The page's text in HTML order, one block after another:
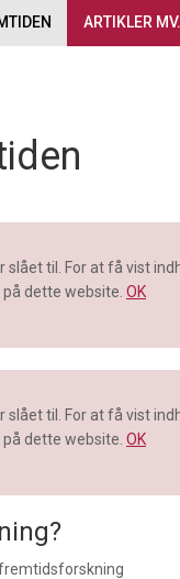
ARTIKLER MV.
til. For at få vist
dette website. OK
til. For at få vist
dette website. OK